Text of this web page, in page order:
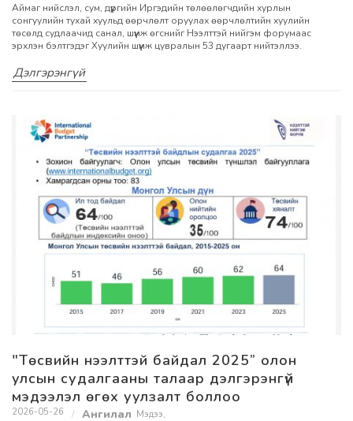
Аймаг нийслэл, сум, дүүргийн Иргэдийн төлөөлөгчдийн хурлын
сонгуулийн тухай хуульд өөрчлөлт оруулах өөрчлөлтийн хуулийн
төсөлд судлаачид санал, шүүмж өгснийг Нээлттэй нийгэм форумаас
эрхлэн бэлтгэдэг Хуулийн шүүмж цувралын 53 дугаарт нийтэллээ.
Дэлгэрэнгүй
"Төсвийн нээлттэй байдал 2025” олон
улсын судалгааны талаар дэлгэрэнгүй
мэдээлэл өгөх уулзалт боллоо
2026-05-26 Мэдээ,